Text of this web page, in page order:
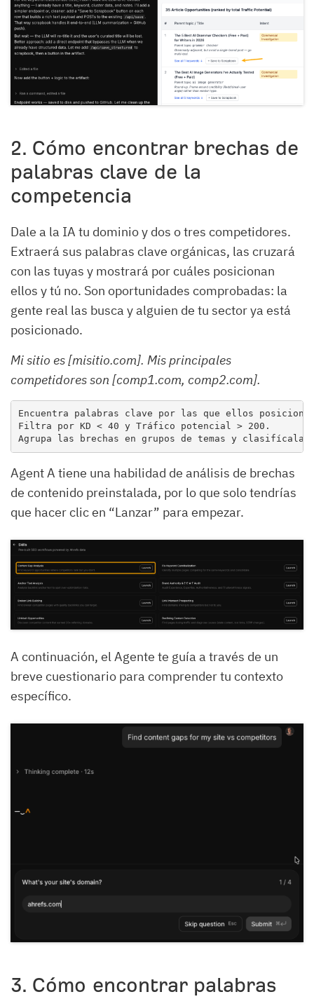
2. Cómo encontrar brechas de
palabras clave de la
competencia
Dale a la IA tu dominio y dos o tres competidores.
Extraerá sus palabras clave orgánicas, las cruzará
con las tuyas y mostrará por cuáles posicionan
ellos y tú no. Son oportunidades comprobadas: la
gente real las busca y alguien de tu sector ya está
posicionado.
Mi sitio es [misitio.com]. Mis principales
competidores son [comp1.com, comp2.com].
Encuentra palabras clave por las que ellos
Filtra por KD < 40 y Tráfico potencial > 200.
Agrupa las brechas en grupos de temas y
Agent A tiene una habilidad de análisis de brechas
de contenido preinstalada, por lo que solo tendrías
que hacer clic en “Lanzar” para empezar.
A continuación, el Agente te guía a través de un
breve cuestionario para comprender tu contexto
específico.
3. Cómo encontrar palabras